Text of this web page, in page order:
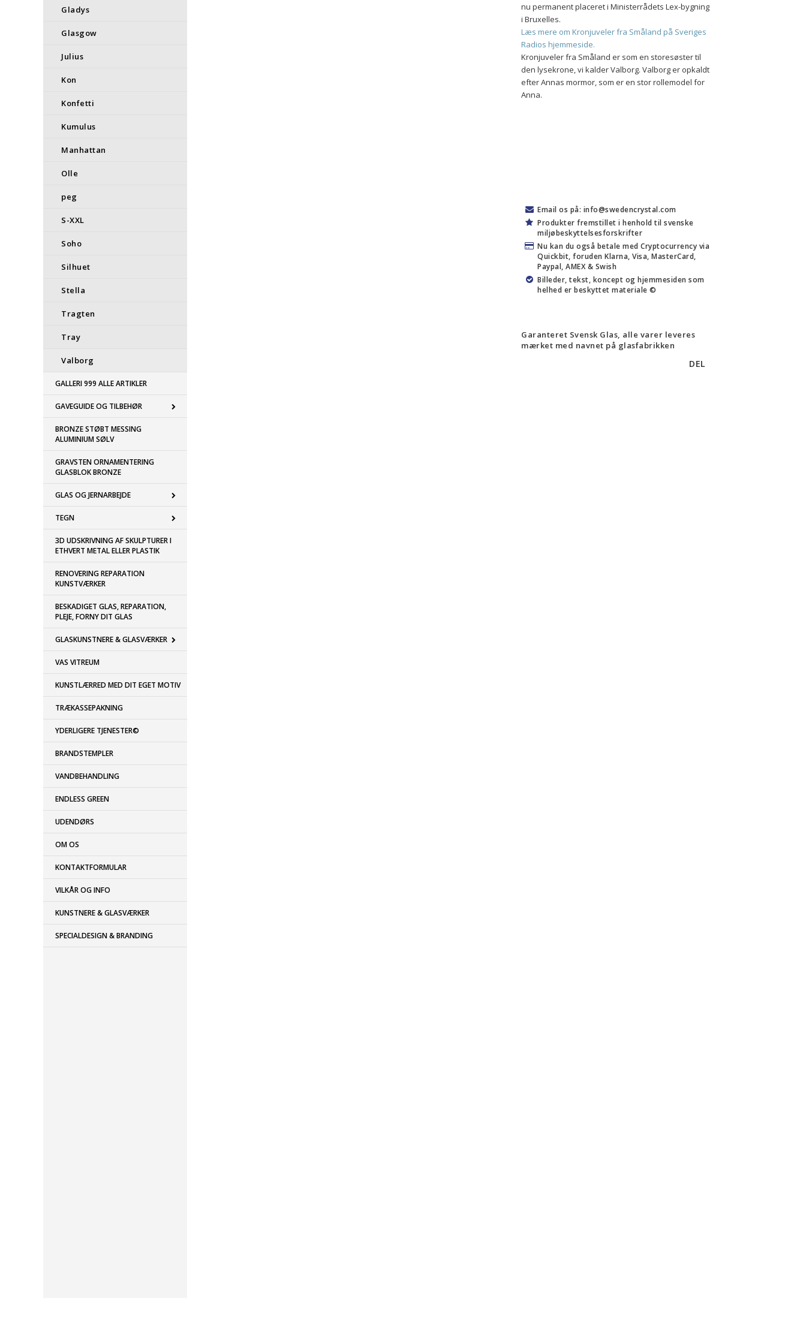
Gladys
Glasgow
Julius
Kon
Konfetti
Kumulus
Manhattan
Olle
peg
S-XXL
Soho
Silhuet
Stella
Tragten
Tray
Valborg
GALLERI 999 ALLE ARTIKLER
GAVEGUIDE OG TILBEHØR
BRONZE STØBT MESSING
ALUMINIUM SØLV
GRAVSTEN ORNAMENTERING
GLASBLOK BRONZE
GLAS OG JERNARBEJDE
TEGN
3D UDSKRIVNING AF SKULPTURER I
ETHVERT METAL ELLER PLASTIK
RENOVERING REPARATION
KUNSTVÆRKER
BESKADIGET GLAS, REPARATION,
PLEJE, FORNY DIT GLAS
GLASKUNSTNERE & GLASVÆRKER
VAS VITREUM
KUNSTLÆRRED MED DIT EGET MOTIV
TRÆKASSEPAKNING
YDERLIGERE TJENESTER©
BRANDSTEMPLER
VANDBEHANDLING
ENDLESS GREEN
UDENDØRS
OM OS
KONTAKTFORMULAR
VILKÅR OG INFO
KUNSTNERE & GLASVÆRKER
SPECIALDESIGN & BRANDING
nu permanent placeret i Ministerrådets Lex-bygning
i Bruxelles.
Læs mere om Kronjuveler fra Småland på Sveriges
Radios hjemmeside.
Kronjuveler fra Småland er som en storesøster til
den lysekrone, vi kalder Valborg. Valborg er opkaldt
efter Annas mormor, som er en stor rollemodel for
Anna.
Email os på: info@swedencrystal.com
Produkter fremstillet i henhold til svenske
miljøbeskyttelsesforskrifter
Nu kan du også betale med Cryptocurrency via
Quickbit, foruden Klarna, Visa, MasterCard,
Paypal, AMEX & Swish
Billeder, tekst, koncept og hjemmesiden som
helhed er beskyttet materiale ©
Garanteret Svensk Glas, alle varer leveres
mærket med navnet på glasfabrikken
DEL